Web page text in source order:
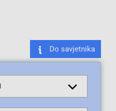
Do savjetnika